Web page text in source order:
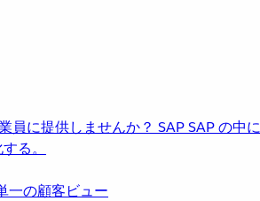
員に提供しませんか？ SAPSAP の中
る。
一の顧客ビュー